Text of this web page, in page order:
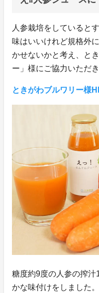
人参栽培をしていると
味はいいけれど規格外
かせないかと考え、と
ー」様にご協力いただ
ときがわブルワリー様
糖度約9度の人参の搾
かな味付けをしました